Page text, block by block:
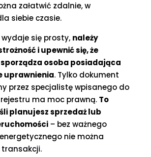
załatwić zdalnie, w
siebie czasie.
się prosty, należy
i upewnić się, że
osoba posiadająca
uprawnienia. Tylko dokument
przez specjalistę wpisanego do
ma moc prawną. To
planujesz sprzedaż lub
– bez ważnego
nie można